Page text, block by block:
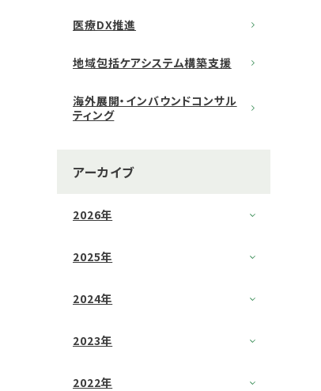
医療DX推進
地域包括ケアシステム構築支援
海外展開・インバウンドコンサル
ティング
アーカイブ
2026年
2025年
2024年
2023年
2022年